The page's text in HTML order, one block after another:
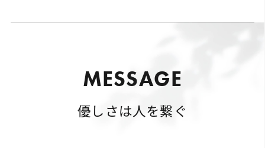
MESSAGE
優しさは人を繋ぐ